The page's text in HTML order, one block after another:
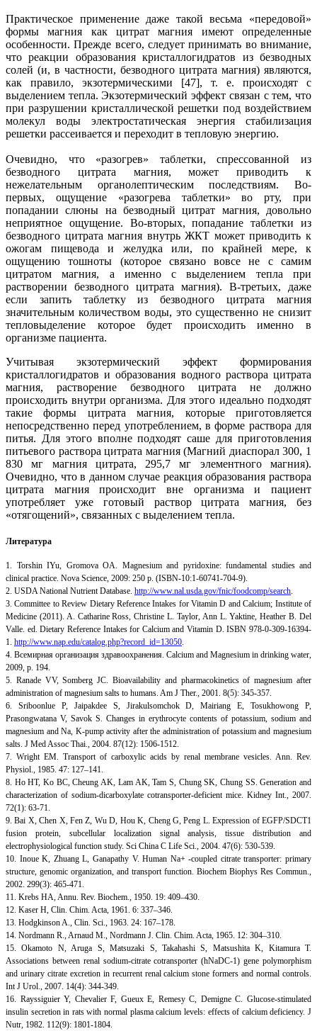
Практическое применение даже такой весьма «передовой»
формы магния как цитрат магния имеют определенные
особенности. Прежде всего, следует принимать во внимание,
что реакции образования кристаллогидратов из безводных
солей (и, в частности, безводного цитрата магния) являются,
как правило, экзотермическими [47], т. е. происходят с
выделением тепла. Экзотермический эффект связан с тем, что
при разрушении кристаллической решетки под воздействием
молекул воды электростатическая энергия стабилизация
решетки рассеивается и переходит в тепловую энергию.
Очевидно, что «разогрев» таблетки, спрессованной из
безводного цитрата магния, может приводить к
нежелательным органолептическим последствиям. Во-
первых, ощущение «разогрева таблетки» во рту, при
попадании слюны на безводный цитрат магния, довольно
неприятное ощущение. Во-вторых, попадание таблетки из
безводного цитрата магния внутрь ЖКТ может приводить к
ожогам пищевода и желудка или, по крайней мере, к
ощущению тошноты (которое связано вовсе не с самим
цитратом магния, а именно с выделением тепла при
растворении безводного цитрата магния). В-третьих, даже
если запить таблетку из безводного цитрата магния
значительным количеством воды, это существенно не снизит
тепловыделение которое будет происходить именно в
организме пациента.
Учитывая экзотермический эффект формирования
кристаллогидратов и образования водного раствора цитрата
магния, растворение безводного цитрата не должно
происходить внутри организма. Для этого идеально подходят
такие формы цитрата магния, которые приготовляется
непосредственно перед употреблением, в форме раствора для
питья. Для этого вполне подходят саше для приготовления
питьевого раствора цитрата магния (Магний диаспорал 300, 1
830 мг магния цитрата, 295,7 мг элементного магния).
Очевидно, что в данном случае реакция образования раствора
цитрата магния происходит вне организма и пациент
употребляет уже готовый раствор цитрата магния, без
«отягощений», связанных с выделением тепла.
Литература
1. Torshin IYu, Gromova OA. Magnesium and pyridoxine: fundamental studies and
clinical practice. Nova Science, 2009: 250 p. (ISBN-10:1-60741-704-9).
2. USDA National Nutrient Database. http://www.nal.usda.gov/fnic/foodcomp/search
3. Committee to Review Dietary Reference Intakes for Vitamin D and Calcium; Institute of
Medicine (2011). A. Catharine Ross, Christine L. Taylor, Ann L. Yaktine, Heather B. Del
Valle. ed. Dietary Reference Intakes for Calcium and Vitamin D. ISBN 978-0-309-16394-
1. http://www.nap.edu/catalog.php?record_id=13050
4. Всемирная организация здравоохранения. Calcium and Magnesium in drinking water,
2009, p. 194.
5. Ranade VV, Somberg JC. Bioavailability and pharmacokinetics of magnesium after
administration of magnesium salts to humans. Am J Ther., 2001. 8(5): 345-357.
6. Sriboonlue P, Jaipakdee S, Jirakulsomchok D, Mairiang E, Tosukhowong P,
Prasongwatana V, Savok S. Changes in erythrocyte contents of potassium, sodium and
magnesium and Na, K-pump activity after the administration of potassium and magnesium
salts. J Med Assoc Thai., 2004. 87(12): 1506-1512.
7. Wright EM. Transport of carboxylic acids by renal membrane vesicles. Ann. Rev.
Physiol., 1985. 47: 127–141.
8. Ho HT, Ko BC, Cheung AK, Lam AK, Tam S, Chung SK, Chung SS. Generation and
characterization of sodium-dicarboxylate cotransporter-deficient mice. Kidney Int., 2007.
72(1): 63-71.
9. Bai X, Chen X, Fen Z, Wu D, Hou K, Cheng G, Peng L. Expression of EGFP/SDCT1
fusion protein, subcellular localization signal analysis, tissue distribution and
electrophysiological function study. Sci China C Life Sci., 2004. 47(6): 530-539.
10. Inoue K, Zhuang L, Ganapathy V. Human Na+ -coupled citrate transporter: primary
structure, genomic organization, and transport function. Biochem Biophys Res Commun.,
2002. 299(3): 465-471.
11. Krebs HA, Annu. Rev. Biochem., 1950. 19: 409–430.
12. Kaser H, Clin. Chim. Acta, 1961. 6: 337–346.
13. Hodgkinson A., Clin. Sci., 1963. 24: 167–178.
14. Nordmann R., Arnaud M., Nordmann J. Clin. Chim. Acta, 1965. 12: 304–310.
15. Okamoto N, Aruga S, Matsuzaki S, Takahashi S, Matsushita K, Kitamura T.
Associations between renal sodium-citrate cotransporter (hNaDC-1) gene polymorphism
and urinary citrate excretion in recurrent renal calcium stone formers and normal controls.
Int J Urol., 2007. 14(4): 344-349.
16. Rayssiguier Y, Chevalier F, Gueux E, Remesy C, Demigne C. Glucose-stimulated
insulin secretion in rats with normal plasma calcium levels: effects of calcium deficiency. J
Nutr, 1982. 112(9): 1801-1804.